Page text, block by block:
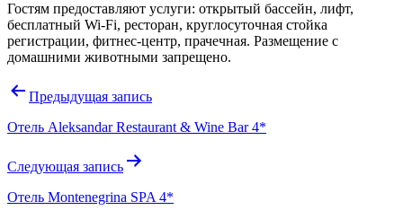
Гостям предоставляют услуги: открытый бассейн, лифт,
бесплатный Wi-Fi, ресторан, круглосуточная стойка
регистрации, фитнес-центр, прачечная. Размещение с
домашними животными запрещено.
Навигация
записям
Предыдущая запись
Отель Aleksandar Restaurant & Wine Bar 4*
Следующая запись
Отель Montenegrina SPA 4*